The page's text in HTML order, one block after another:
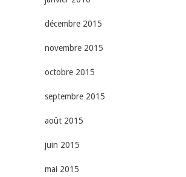
décembre 2015
novembre 2015
octobre 2015
septembre 2015
août 2015
juin 2015
mai 2015